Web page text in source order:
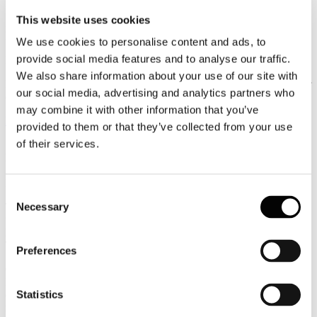
This website uses cookies
We use cookies to personalise content and ads, to
provide social media features and to analyse our traffic.
We also share information about your use of our site with
our social media, advertising and analytics partners who
may combine it with other information that you’ve
provided to them or that they’ve collected from your use
of their services.
Selection
Necessary
Preferences
Statistics
2026
News 2026
Parlamento Ue: più tutele ai passeggeri del trasporto aereo
Risarcimenti più snelli, nessun supplemento sulla scelta del posto per
chi accompagna un minore e bagagli a mano senza costi aggiuntivi.
Leggi tutto...
13
TURISMO E LAVORO, CONFINDUSTRIA ALBERGHI:
“BENE I DATI 2026. LAVORIAMO PER CONSOLIDARE LA
TALENTI”
Ministero del Turismo sull'andamento della stagione estiva 2026,
che confermano la forte attrattività dell'Italia sui mercati